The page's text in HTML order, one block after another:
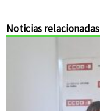
Noticias relacionadas